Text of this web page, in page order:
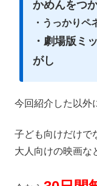
かめんをつ
・うっかりペ
・劇場版ミ
がし
今回紹介した以外
子ども向けだけで
大人向けの映画な